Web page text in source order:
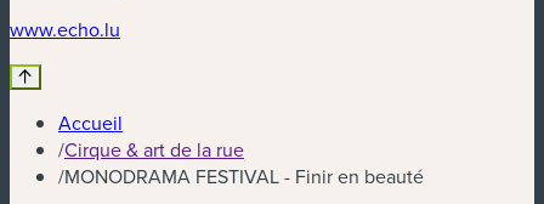
www.echo.lu
Accueil
/Cirque & art de la rue
/MONODRAMA FESTIVAL - Finir en beauté